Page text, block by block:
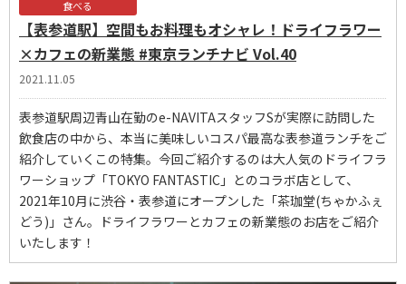
食べる
【表参道駅】空間もお料理もオシャレ！ドライフラワー
×カフェの新業態 #東京ランチナビ Vol.40
2021.11.05
表参道駅周辺青山在勤のe-NAVITAスタッフSが実際に訪問した
飲食店の中から、本当に美味しいコスパ最高な表参道ランチをご
紹介していくこの特集。今回ご紹介するのは大人気のドライフラ
ワーショップ「TOKYO FANTASTIC」とのコラボ店として、
2021年10月に渋谷・表参道にオープンした「茶珈堂(ちゃかふぇ
どう)」さん。ドライフラワーとカフェの新業態のお店をご紹介
いたします！